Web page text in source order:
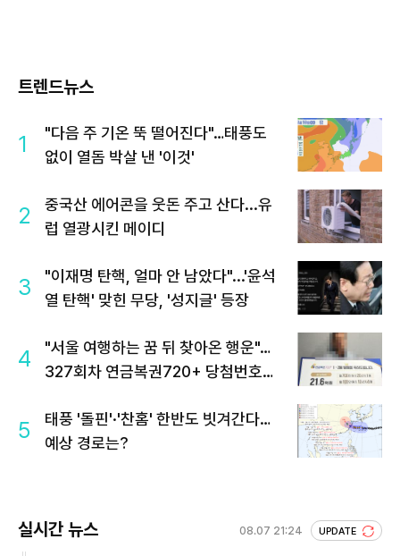
트렌드뉴스
1
"다음 주 기온 뚝 떨어진다"…태풍도
없이 열돔 박살 낸 '이것'
2
중국산 에어콘을 웃돈 주고 산다...유
럽 열광시킨 메이디
3
"이재명 탄핵, 얼마 안 남았다"...'윤석
열 탄핵' 맞힌 무당, '성지글' 등장
4
"서울 여행하는 꿈 뒤 찾아온 행운"…
327회차 연금복권720+ 당첨번호조
5
태풍 '돌핀'·'찬홈' 한반도 빗겨간다…
예상 경로는?
실시간 뉴스 08.07 21:24 UPDATE